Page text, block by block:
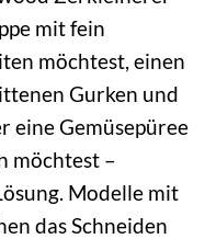
mit fein
möchtest, einen
Gurken und
eine Gemüsepüree
möchtest –
Modelle mit
das Schneiden